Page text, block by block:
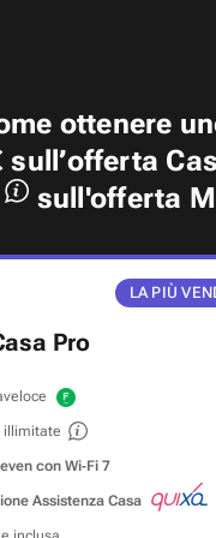
ottenere
sull’offerta
sull'offerta
LA PIÙ
Pro
illimitate
con Wi‑Fi 7
Assistenza Casa